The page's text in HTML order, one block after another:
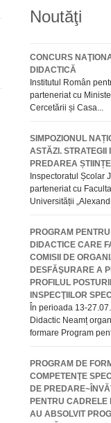
Noutăţi
CONCURS
DIDACTICĂ
Institutul Român
parteneriat cu
Cercetării și Casa...
SIMPOZIONUL
ASTĂZI. STRATEGII
PREDAREA
Inspectoratul Școlar
parteneriat cu
Universității
PROGRAM
DIDACTICE CARE
COMISII DE
DESFĂŞURARE A
PROFILUL
INSPECŢIILOR
În perioada 13-
Didactic Neamț
formare Program
PROGRAM DE
COMPETENŢE
DE
PENTRU CADRELE
AU ABSOLVIT